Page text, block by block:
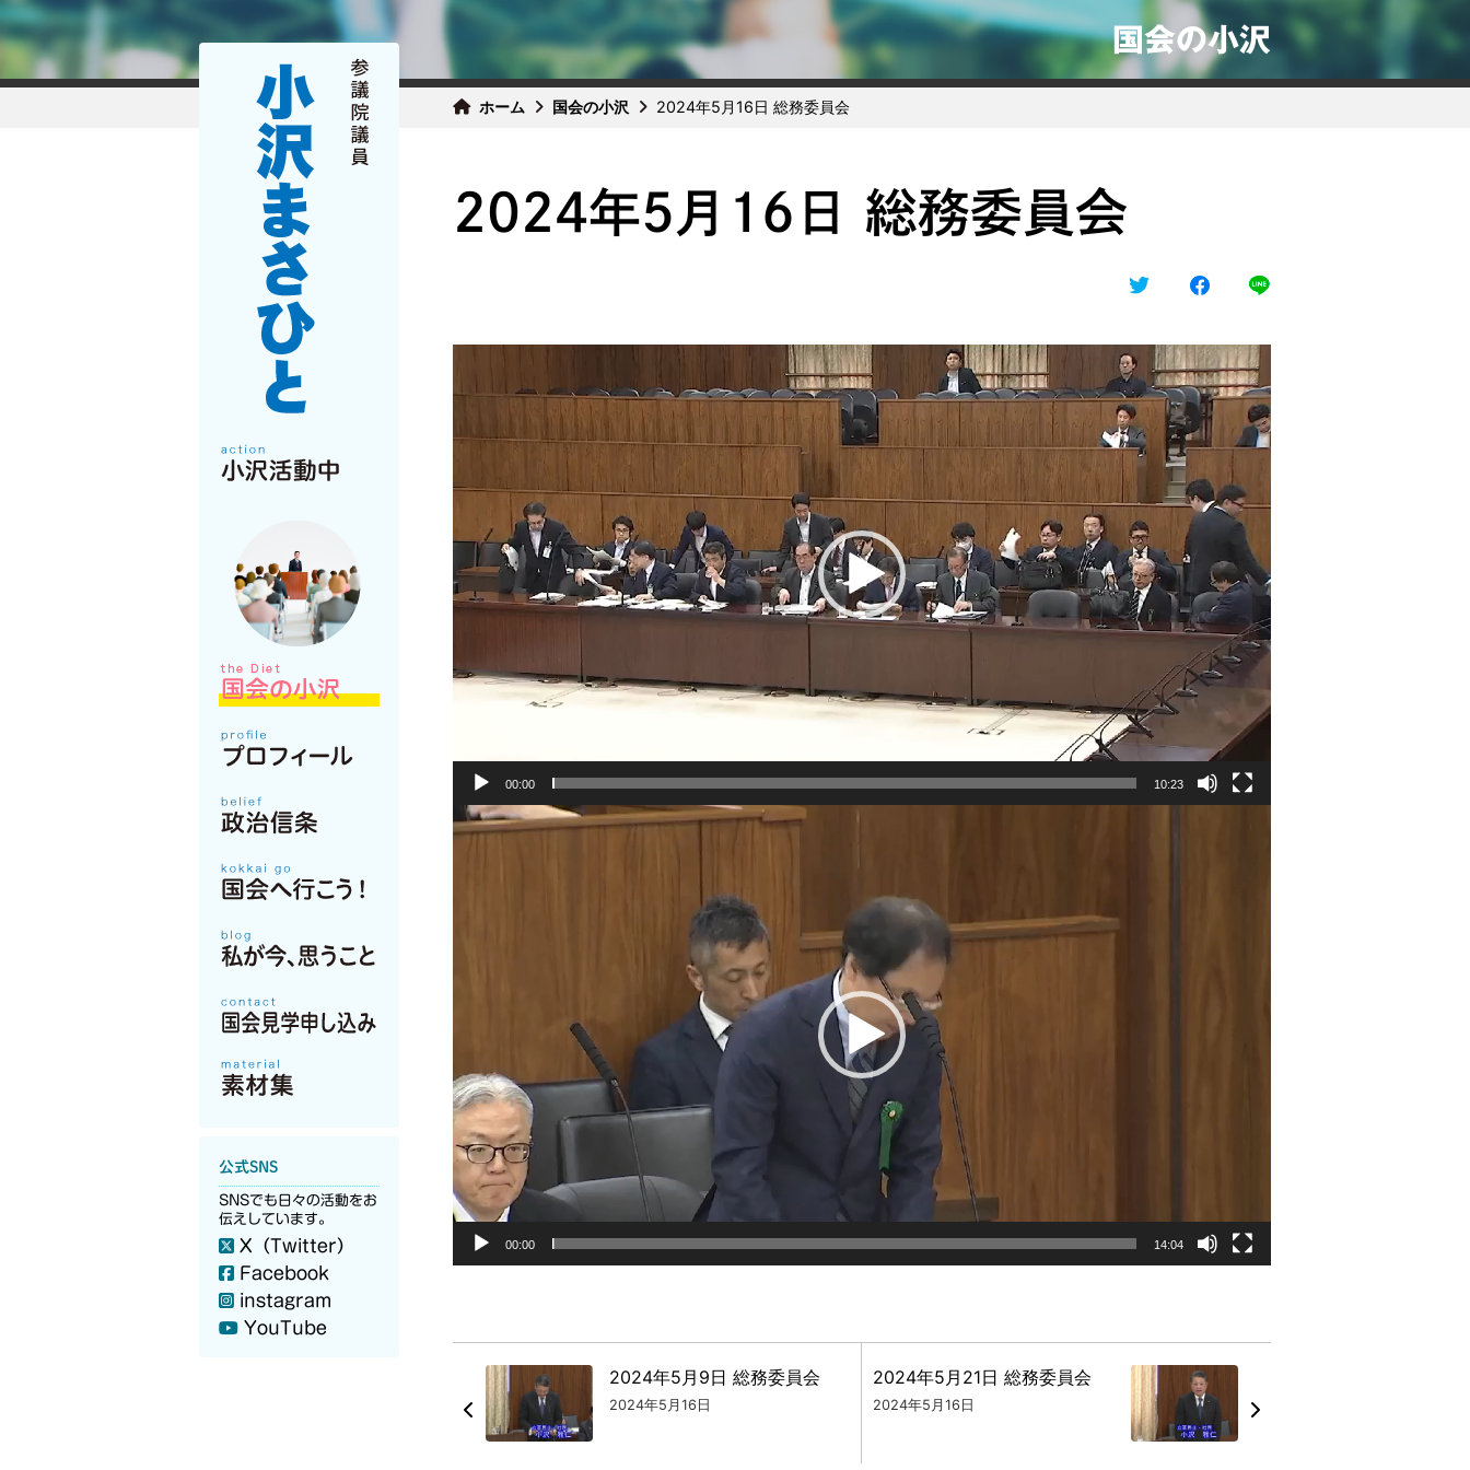
国会の小沢
ホーム 国会の小沢 2024年5月16日 総務委員会
公式SNS
SNSでも日々の活動をお
伝えしています。
X（Twitter）
Facebook
instagram
YouTube
2024年5月16日 総務委員会
動
画
プ
レ
ヤ
ー
00:00 10:23
レ
ヤ
ー
00:00 14:04
2024年5月9日 総務委員会
2024年5月16日
2024年5月21日 総務委員会
2024年5月16日